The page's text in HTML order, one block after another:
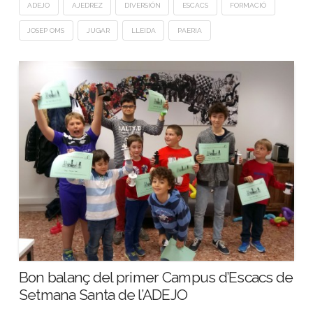
ADEJO AJEDREZ DIVERSIÓN ESCACS FORMACIÓ
JOSEP OMS JUGAR LLEIDA PAERIA
Bon balanç del primer Campus d’Escacs de
Setmana Santa de l’ADEJO